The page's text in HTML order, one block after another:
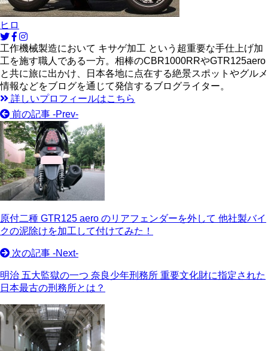
ヒロ
工作機械製造において キサゲ加工 という超重要な手仕上げ加
工を施す職人である一方。相棒のCBR1000RRやGTR125aero
と共に旅に出かけ、日本各地に点在する絶景スポットやグルメ
情報などをブログを通じて発信するブログライター。
詳しいプロフィールはこちら
前の記事 -Prev-
原付二種 GTR125 aero のリアフェンダーを外して 他社製バイ
クの泥除けを加工して付けてみた！
次の記事 -Next-
明治 五大監獄の一つ 奈良少年刑務所 重要文化財に指定された
日本最古の刑務所とは？